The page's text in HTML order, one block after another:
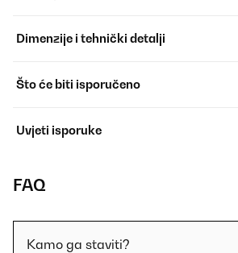
Dimenzije i tehnički detalji
Što će biti isporučeno
Uvjeti isporuke
FAQ
Kamo ga staviti?